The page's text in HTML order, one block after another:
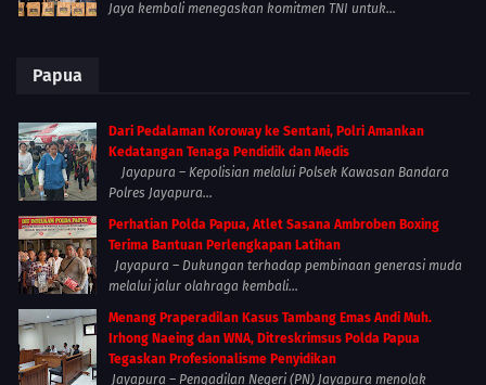
Jaya kembali menegaskan komitmen TNI untuk...
Papua
Dari Pedalaman Koroway ke Sentani, Polri Amankan
Kedatangan Tenaga Pendidik dan Medis
Jayapura – Kepolisian melalui Polsek Kawasan Bandara
Polres Jayapura...
Perhatian Polda Papua, Atlet Sasana Ambroben Boxing
Terima Bantuan Perlengkapan Latihan
Jayapura – Dukungan terhadap pembinaan generasi muda
melalui jalur olahraga kembali...
Menang Praperadilan Kasus Tambang Emas Andi Muh.
Irhong Naeing dan WNA, Ditreskrimsus Polda Papua
Tegaskan Profesionalisme Penyidikan
Jayapura – Pengadilan Negeri (PN) Jayapura menolak